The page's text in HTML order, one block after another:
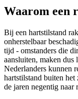
Waarom een
Bij een hartstilstand
onherstelbaar
tijd - omstanders die
aansluiten, maken dus
Nederlanders kunnen
hartstilstand buiten
de jaren negentig naar